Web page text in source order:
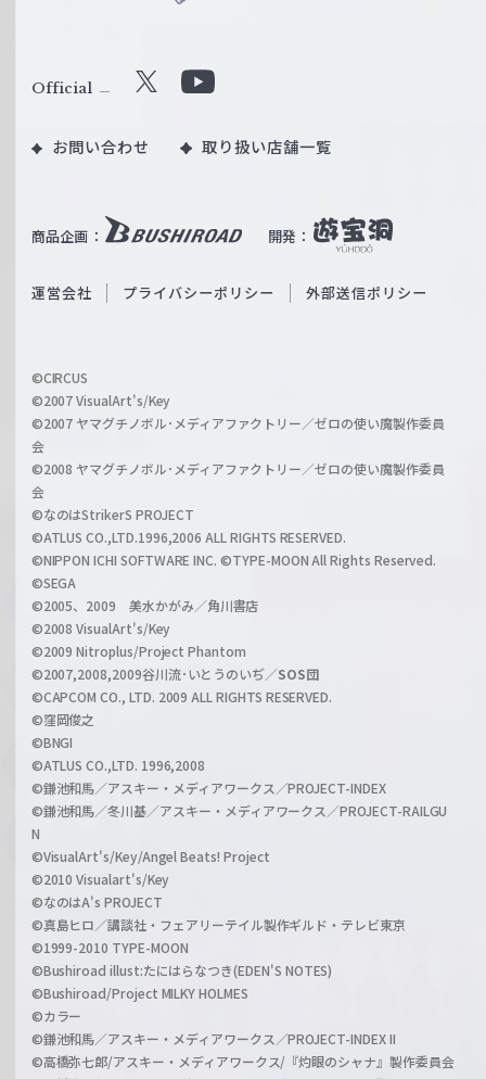
ル
W
ß
c
a
r
z
商品企画： 開発：
Official X
u
b
O
i
l
h
a
n
l
お問い合わせ 取り扱い店舗一覧
運営会社 プライバシーポリシー 外部送信ポリシー
©CIRCUS
©2007 VisualArt's/Key
©2007 ヤマグチノボル･メディアファクトリー／ゼロの使い魔製作委員
会
©2008 ヤマグチノボル･メディアファクトリー／ゼロの使い魔製作委員
会
©なのはStrikerS PROJECT
©ATLUS CO.,LTD.1996,2006 ALL RIGHTS RESERVED.
©NIPPON ICHI SOFTWARE INC. ©TYPE-MOON All Rights Reserved.
©SEGA
©2005、2009 美水かがみ／角川書店
©2008 VisualArt's/Key
©2009 Nitroplus/Project Phantom
©2007,2008,2009谷川流･いとうのいぢ／SOS団
©CAPCOM CO., LTD. 2009 ALL RIGHTS RESERVED.
©窪岡俊之
©BNGI
©ATLUS CO.,LTD. 1996,2008
©鎌池和馬／アスキー・メディアワークス／PROJECT-INDEX
©鎌池和馬／冬川基／アスキー・メディアワークス／PROJECT-RAILGU
N
©VisualArt's/Key/Angel Beats! Project
©2010 Visualart's/Key
©なのはA's PROJECT
©真島ヒロ／講談社・フェアリーテイル製作ギルド・テレビ東京
©1999-2010 TYPE-MOON
©Bushiroad illust:たにはらなつき(EDEN'S NOTES)
©Bushiroad/Project MILKY HOLMES
©カラー
©鎌池和馬／アスキー・メディアワークス／PROJECT-INDEX II
©高橋弥七郎/アスキー・メディアワークス/『灼眼のシャナ』製作委員会